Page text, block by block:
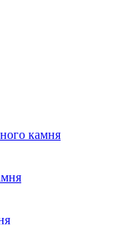
камня